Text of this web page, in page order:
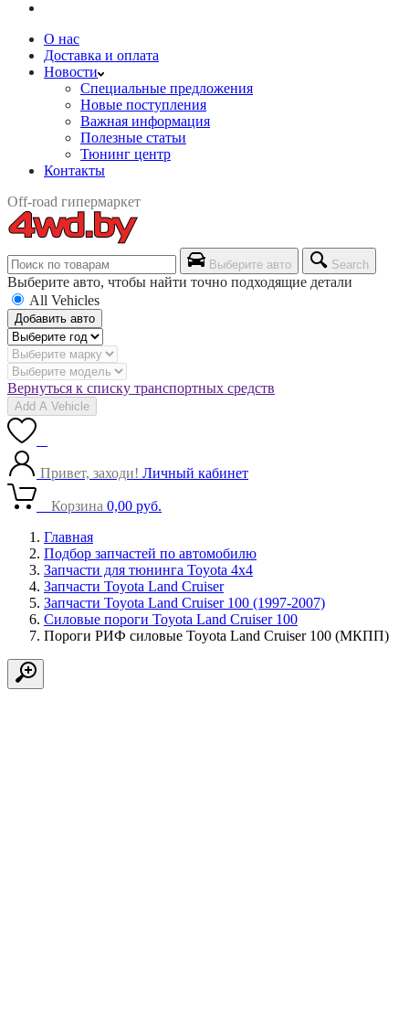
О нас
Доставка и оплата
Новости
Специальные предложения
Новые поступления
Важная информация
Полезные статьи
Тюнинг центр
Контакты
Off-road гипермаркет
Выберите авто Search
Выберите авто, чтобы найти точно подходящие детали
All Vehicles
Добавить авто
Вернуться к списку транспортных средств
Add A Vehicle
Привет, заходи! Личный кабинет
Корзина 0,00 руб.
Главная
Подбор запчастей по автомобилю
Запчасти для тюнинга Toyota 4x4
Запчасти Toyota Land Cruiser
Запчасти Toyota Land Cruiser 100 (1997-2007)
Силовые пороги Toyota Land Cruiser 100
Пороги РИФ силовые Toyota Land Cruiser 100 (МКПП)